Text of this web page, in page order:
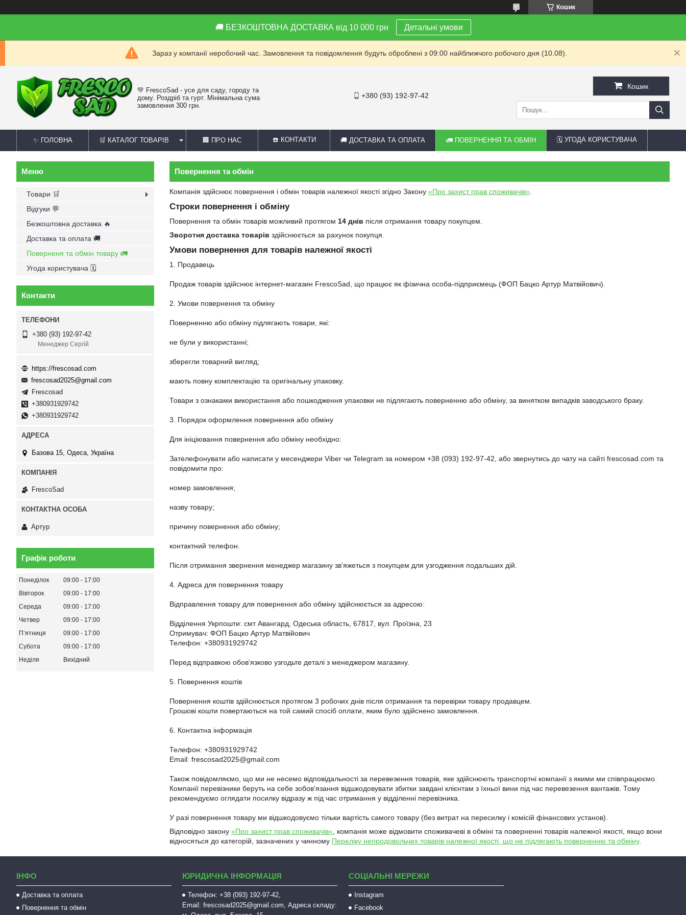
Кошик
🚚 БЕЗКОШТОВНА ДОСТАВКА від 10 000 грн Детальні умови
Зараз у компанії неробочий час. Замовлення та повідомлення будуть оброблені з 09:00 найближчого робочого дня (10.08).
💚 FrescoSad - усе для саду, городу та
дому. Роздріб та гурт. Мінімальна сума
замовлення 300 грн.
+380 (93) 192-97-42
Кошик
✨ ГОЛОВНА 🛒 КАТАЛОГ ТОВАРІВ 🏢 ПРО НАС ☎️ КОНТАКТИ 🚚 ДОСТАВКА ТА ОПЛАТА 🚛 ПОВЕРНЕННЯ ТА ОБМІН 🗓 УГОДА КОРИСТУВАЧА
Повернення та обмін
Компанія здійснює повернення і обмін товарів належної якості згідно Закону «Про захист прав споживачів»
Строки повернення і обміну
Повернення та обмін товарів можливий протягом 14 днів після отримання товару покупцем.
Зворотня доставка товарів здійснюється за рахунок покупця.
Умови повернення для товарів належної якості
1. Продавець
Продаж товарів здійснює інтернет-магазин FrescoSad, що працює як фізична особа-підприємець (ФОП Бацко Артур Матвійович).
2. Умови повернення та обміну
Поверненню або обміну підлягають товари, які:
не були у використанні;
зберегли товарний вигляд;
мають повну комплектацію та оригінальну упаковку.
Товари з ознаками використання або пошкодження упаковки не підлягають поверненню або обміну, за винятком випадків заводського браку.
3. Порядок оформлення повернення або обміну
Для ініціювання повернення або обміну необхідно:
Зателефонувати або написати у месенджери Viber чи Telegram за номером +38 (093) 192-97-42, або звернутись до чату на сайті frescosad.com та
повідомити про:
номер замовлення;
назву товару;
причину повернення або обміну;
контактний телефон.
Після отримання звернення менеджер магазину звʼяжеться з покупцем для узгодження подальших дій.
4. Адреса для повернення товару
Відправлення товару для повернення або обміну здійснюється за адресою:
Відділення Укрпошти: смт Авангард, Одеська область, 67817, вул. Проїзна, 23
Отримувач: ФОП Бацко Артур Матвійович
Телефон: +380931929742
Перед відправкою обов’язково узгодьте деталі з менеджером магазину.
5. Повернення коштів
Повернення коштів здійснюється протягом 3 робочих днів після отримання та перевірки товару продавцем.
Грошові кошти повертаються на той самий спосіб оплати, яким було здійснено замовлення.
6. Контактна інформація
Телефон: +380931929742
Email: frescosad2025@gmail.com
Також повідомляємо, що ми не несемо відповідальності за перевезення товарів, яке здійснюють транспортні компанії з якими ми співпрацюємо.
Компанії перевізники беруть на себе зобов'язання відшкодовувати збитки завдані клієнтам з їхньої вини під час перевезення вантажів. Тому
рекомендуємо оглядати посилку відразу ж під час отримання у відділенні перевізника.
Відповідно закону «Про захист прав споживачів» , компанія може відмовити споживачеві в обміні та поверненні товарів належної якості, якщо вони
відносяться до категорій, зазначених у чинному Переліку непродовольчих товарів належної якості, що не підлягають поверненню та обміну.
Товари 🛒
Відгуки 💬
Безкоштовна доставка 🔥
Доставка та оплата 🚚
Поверненя та обмін товару 🚛
Угода користувача 🗓
Контакти
+380 (93) 192-97-42
Менеджер Сергій
https://frescosad.com
frescosad2025@gmail.com
Frescosad
+380931929742
+380931929742
Базова 15, Одеса, Україна
FrescoSad
Артур
Графік роботи
Понеділок 09:00
17:00
Вівторок
09:00
17:00
Середа
09:00
17:00
Четвер
09:00
17:00
Пʼятниця
09:00
17:00
Субота
09:00
17:00
Неділя
Вихідний
ІНФО
Доставка та оплата
Повернення та обмін
ЮРИДИЧНА ІНФОРМАЦІЯ
Телефон: +38 (093) 192-97-42,
Email: frescosad2025@gmail.com, Адреса складу:
СОЦІАЛЬНІ МЕРЕЖИ
Instagram
Facebook